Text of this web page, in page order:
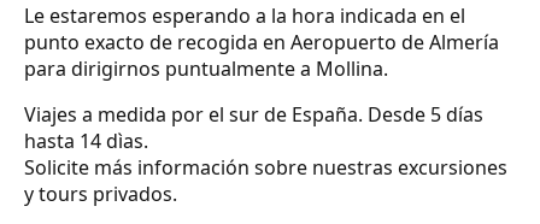
Le estaremos esperando a la hora indicada en el
punto exacto de recogida en Aeropuerto de Almería
para dirigirnos puntualmente a Mollina.
Viajes a medida por el sur de España. Desde 5 días
hasta 14 dìas.
Solicite más información sobre nuestras excursiones
y tours privados.